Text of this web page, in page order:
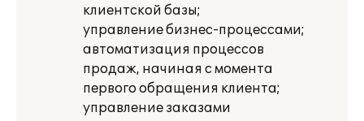
клиентской базы;
управление бизнес-процессами;
автоматизация процессов
продаж, начиная с момента
первого обращения клиента;
управление заказами